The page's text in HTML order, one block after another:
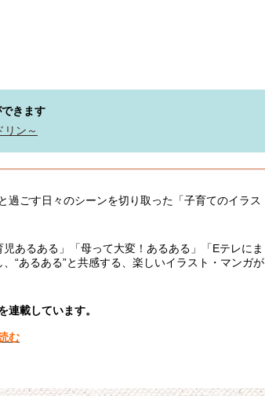
きます
リン～
ごす日々のシーンを切り取った「子育てのイラス
あるある」「母って大変！あるある」「Eテレにま
“あるある”と共感する、楽しいイラスト・マンガが
載しています。
む